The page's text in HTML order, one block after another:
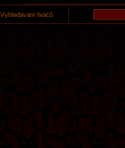
Vyhledávání hráčů